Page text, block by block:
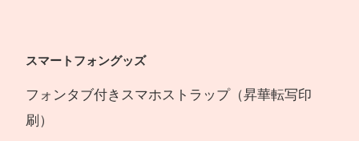
スマートフォングッズ
フォンタブ付きスマホストラップ（昇華転写印
刷）